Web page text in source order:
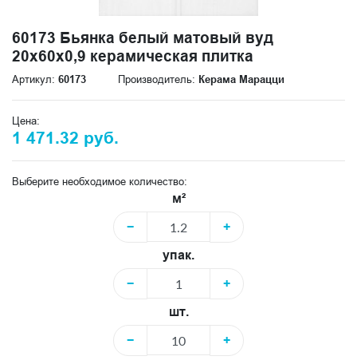
60173 Бьянка белый матовый вуд
20x60x0,9 керамическая плитка
Артикул: 60173 Производитель: Керама Марацци
Цена:
1 471.32 руб.
Выберите необходимое количество:
м²
−
+
упак.
−
+
шт.
−
+